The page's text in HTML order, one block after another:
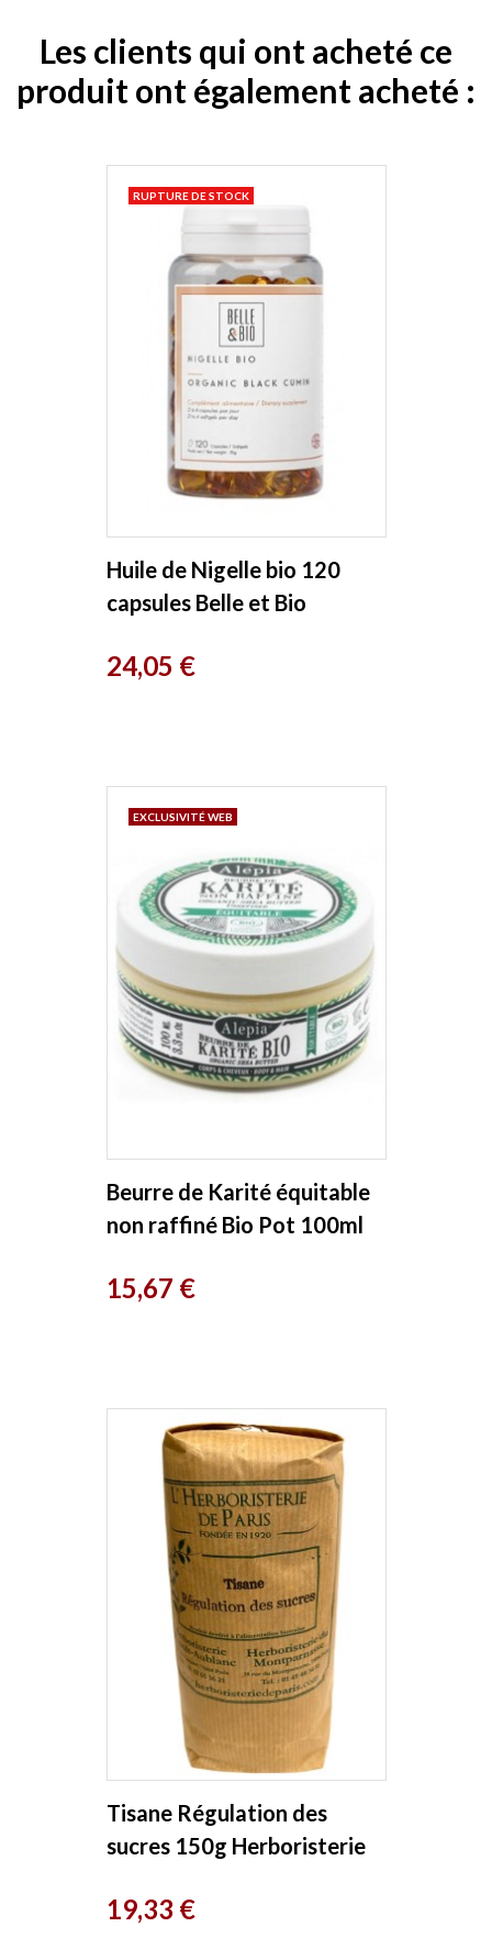
Les clients qui ont acheté ce
produit ont également acheté :
Huile de Nigelle bio 120
capsules Belle et Bio
Prix
24,05 €
RUPTURE DE STOCK
Beurre de Karité équitable
non raffiné Bio Pot 100ml
Prix
15,67 €
EXCLUSIVITÉ WEB
Tisane Régulation des
sucres 150g Herboristerie
Prix
19,33 €